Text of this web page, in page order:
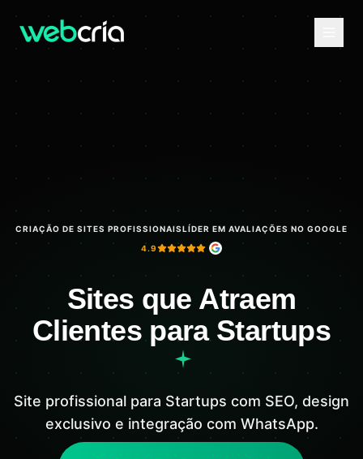
CRIAÇÃO DE SITES PROFISSIONAISLÍDER EM AVALIAÇÕES NO GOOGLE
4.9
Sites que Atraem
Clientes para Startups
Site profissional para Startups com SEO, design
exclusivo e integração com WhatsApp.